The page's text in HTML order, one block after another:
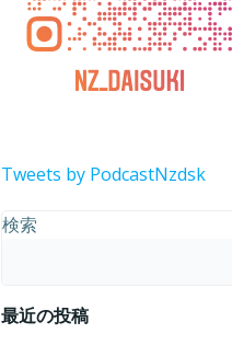
Tweets by PodcastNzdsk
検索
最近の投稿